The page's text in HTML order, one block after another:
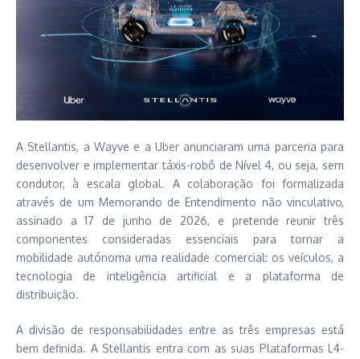
A Stellantis, a Wayve e a Uber anunciaram uma parceria para
desenvolver e implementar táxis-robô de Nível 4, ou seja, sem
condutor, à escala global. A colaboração foi formalizada
através de um Memorando de Entendimento não vinculativo,
assinado a 17 de junho de 2026, e pretende reunir três
componentes consideradas essenciais para tornar a
mobilidade autónoma uma realidade comercial: os veículos, a
tecnologia de inteligência artificial e a plataforma de
distribuição.
A divisão de responsabilidades entre as três empresas está
bem definida. A Stellantis entra com as suas Plataformas L4-